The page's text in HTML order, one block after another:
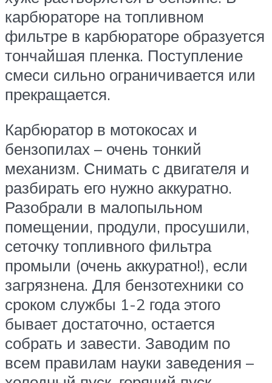
карбюраторе на топливном
фильтре в карбюраторе образуется
тончайшая пленка. Поступление
смеси сильно ограничивается или
прекращается.
Карбюратор в мотокосах и
бензопилах – очень тонкий
механизм. Снимать с двигателя и
разбирать его нужно аккуратно.
Разобрали в малопыльном
помещении, продули, просушили,
сеточку топливного фильтра
промыли (очень аккуратно!), если
загрязнена. Для бензотехники со
сроком службы 1-2 года этого
бывает достаточно, остается
собрать и завести. Заводим по
всем правилам науки заведения –